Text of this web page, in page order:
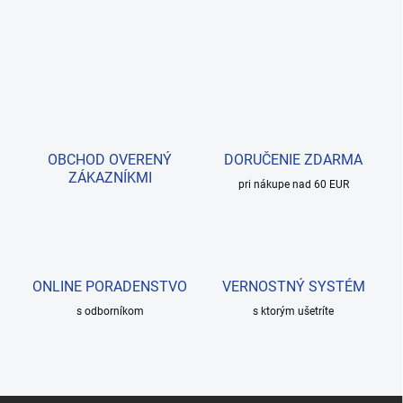
OBCHOD OVERENÝ
ZÁKAZNÍKMI
DORUČENIE ZDARMA
pri nákupe nad 60 EUR
ONLINE PORADENSTVO
s odborníkom
VERNOSTNÝ SYSTÉM
s ktorým ušetríte